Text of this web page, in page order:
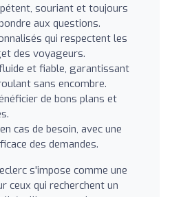
souriant et toujours
aux questions.
qui respectent les
des voyageurs.
et fiable, garantissant
sans encombre.
de bons plans et
cas de besoin, avec une
des demandes.
s'impose comme une
ceux qui recherchent un